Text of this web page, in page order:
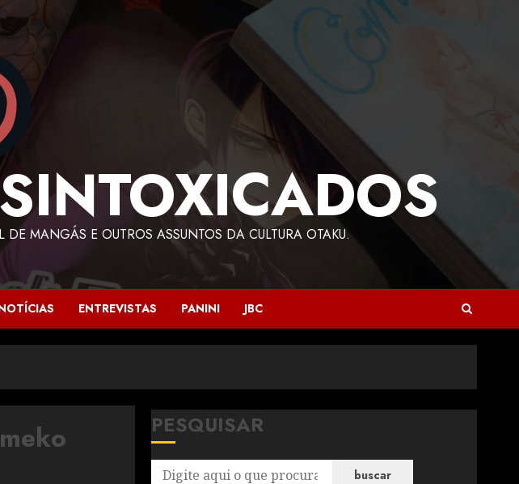
MANGÁS E OUTROS ASSUNTOS DA CULTURA OTAKU.
ENTREVISTAS PANINI JBC
PESQUISAR
buscar